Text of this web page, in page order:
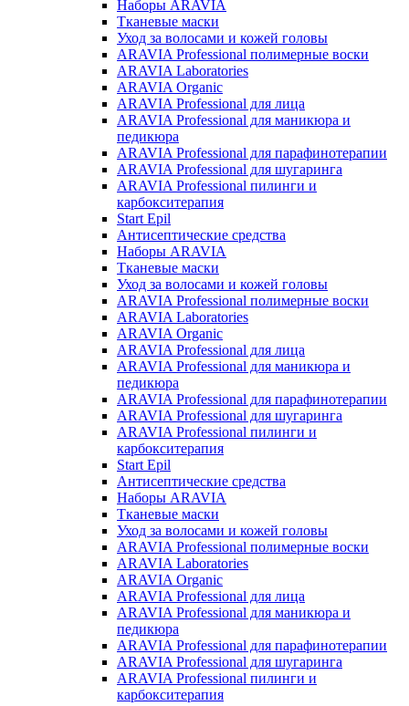
Наборы ARAVIA
Тканевые маски
Уход за волосами и кожей головы
ARAVIA Professional полимерные воски
ARAVIA Laboratories
ARAVIA Organic
ARAVIA Professional для лица
ARAVIA Professional для маникюра и
педикюра
ARAVIA Professional для парафинотерапии
ARAVIA Professional для шугаринга
ARAVIA Professional пилинги и
карбокситерапия
Start Epil
Антисептические средства
Наборы ARAVIA
Тканевые маски
Уход за волосами и кожей головы
ARAVIA Professional полимерные воски
ARAVIA Laboratories
ARAVIA Organic
ARAVIA Professional для лица
ARAVIA Professional для маникюра и
педикюра
ARAVIA Professional для парафинотерапии
ARAVIA Professional для шугаринга
ARAVIA Professional пилинги и
карбокситерапия
Start Epil
Антисептические средства
Наборы ARAVIA
Тканевые маски
Уход за волосами и кожей головы
ARAVIA Professional полимерные воски
ARAVIA Laboratories
ARAVIA Organic
ARAVIA Professional для лица
ARAVIA Professional для маникюра и
педикюра
ARAVIA Professional для парафинотерапии
ARAVIA Professional для шугаринга
ARAVIA Professional пилинги и
карбокситерапия